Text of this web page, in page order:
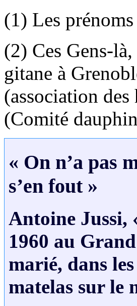
(1) Les
(2) Ces Gens-
gitane à
(association des
(Comité
« On n’a pas
s’en fout »
Antoine Jussi,
1960 au
marié, dans
matelas sur le